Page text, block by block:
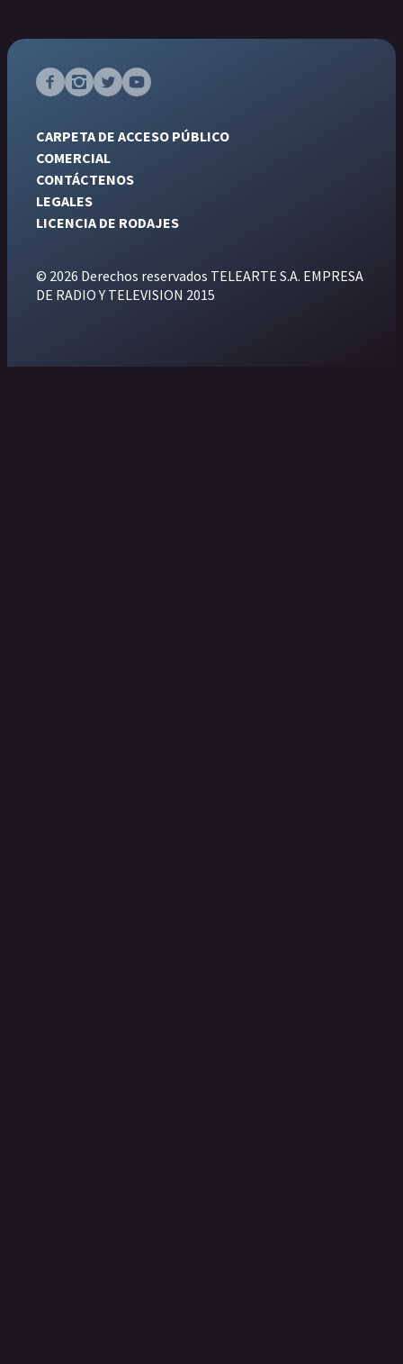
CARPETA DE ACCESO PÚBLICO
COMERCIAL
CONTÁCTENOS
LEGALES
LICENCIA DE RODAJES
© 2026 Derechos reservados TELEARTE S.A. EMPRESA
DE RADIO Y TELEVISION 2015